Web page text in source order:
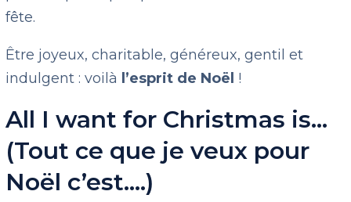
fête.
Être joyeux, charitable, généreux, gentil et
indulgent : voilà l’esprit de Noël !
All I want for Christmas is…
(Tout ce que je veux pour
Noël c’est….)